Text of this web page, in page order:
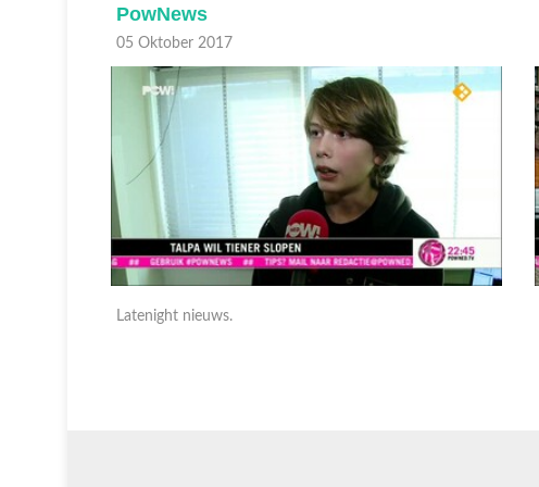
PowNews
05 Oktober 2017
Latenight nieuws.